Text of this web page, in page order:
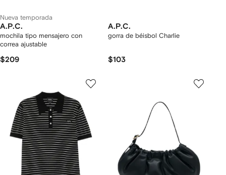
Nueva temporada
A.P.C.
mochila tipo mensajero con
correa ajustable
$209
A.P.C.
gorra de béisbol Charlie
$103